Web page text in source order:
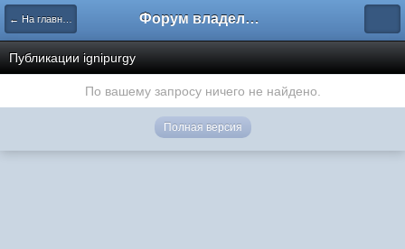
← На главную Форум владельцев интернет-магазинов
Публикации ignipurgy
По вашему запросу ничего не найдено.
Полная версия